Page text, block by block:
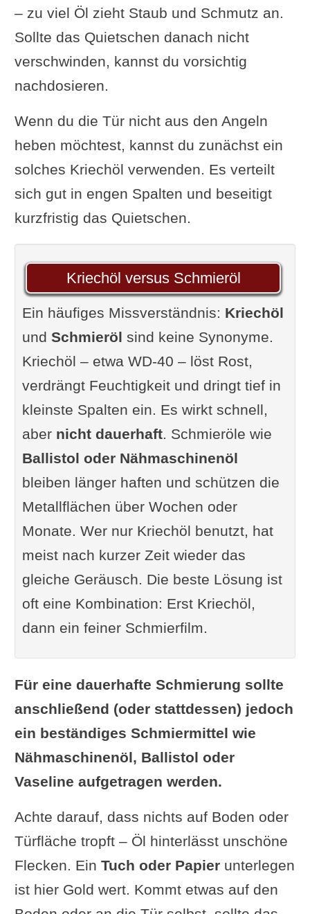
– zu viel Öl zieht Staub und Schmutz an.
Sollte das Quietschen danach nicht
verschwinden, kannst du vorsichtig
nachdosieren.
Wenn du die Tür nicht aus den Angeln
heben möchtest, kannst du zunächst ein
solches Kriechöl verwenden. Es verteilt
sich gut in engen Spalten und beseitigt
kurzfristig das Quietschen.
Kriechöl versus Schmieröl
Ein häufiges Missverständnis: Kriechöl
und Schmieröl sind keine Synonyme.
Kriechöl – etwa WD-40 – löst Rost,
verdrängt Feuchtigkeit und dringt tief in
kleinste Spalten ein. Es wirkt schnell,
aber nicht dauerhaft. Schmieröle wie
Ballistol oder Nähmaschinenöl
bleiben länger haften und schützen die
Metallflächen über Wochen oder
Monate. Wer nur Kriechöl benutzt, hat
meist nach kurzer Zeit wieder das
gleiche Geräusch. Die beste Lösung ist
oft eine Kombination: Erst Kriechöl,
dann ein feiner Schmierfilm.
Für eine dauerhafte Schmierung sollte
anschließend (oder stattdessen) jedoch
ein beständiges Schmiermittel wie
Nähmaschinenöl, Ballistol oder
Vaseline aufgetragen werden.
Achte darauf, dass nichts auf Boden oder
Türfläche tropft – Öl hinterlässt unschöne
Flecken. Ein Tuch oder Papierunterlegen
ist hier Gold wert. Kommt etwas auf den